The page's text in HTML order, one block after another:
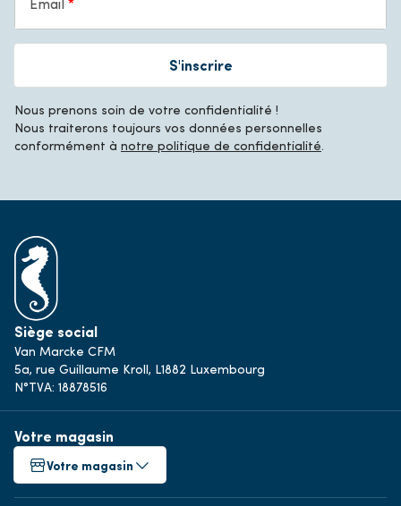
S'inscrire
Nous prenons soin de votre confidentialité !
Nous traiterons toujours vos données personnelles
conformément à notre politique de confidentialité.
Siège social
Van Marcke CFM
5a, rue Guillaume Kroll, L1882 Luxembourg
N°TVA: 18878516
Votre magasin
Votre magasin